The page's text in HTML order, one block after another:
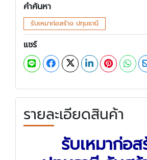
คำค้นหา
รับเหมาก่อสร้าง ปทุมธานี
แชร์
รายละเอียดสินค้า
รับเหมาก่อส